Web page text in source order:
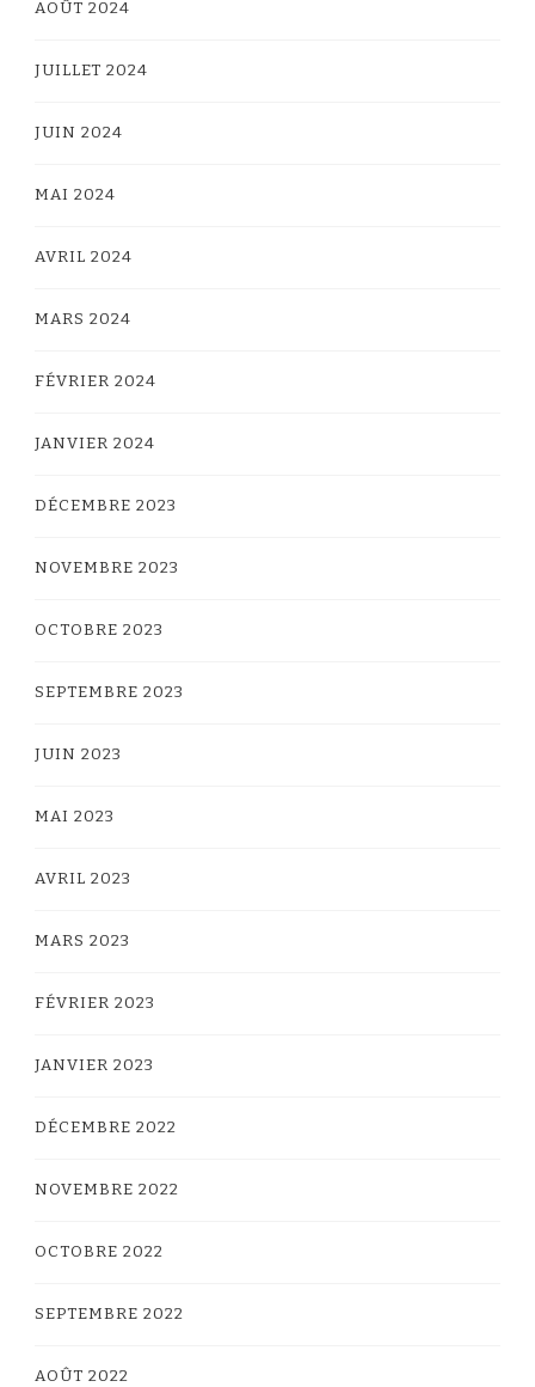
AOÛT 2024
JUILLET 2024
JUIN 2024
MAI 2024
AVRIL 2024
MARS 2024
FÉVRIER 2024
JANVIER 2024
DÉCEMBRE 2023
NOVEMBRE 2023
OCTOBRE 2023
SEPTEMBRE 2023
JUIN 2023
MAI 2023
AVRIL 2023
MARS 2023
FÉVRIER 2023
JANVIER 2023
DÉCEMBRE 2022
NOVEMBRE 2022
OCTOBRE 2022
SEPTEMBRE 2022
AOÛT 2022